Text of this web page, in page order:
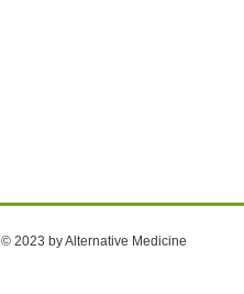
© 2023 by Alternative Medicine